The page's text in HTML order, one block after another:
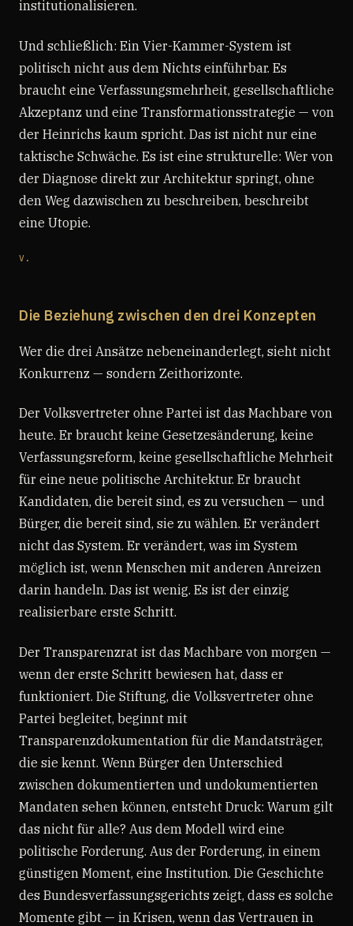
institutionalisieren.
Und schließlich: Ein Vier-Kammer-System ist
politisch nicht aus dem Nichts einführbar. Es
braucht eine Verfassungsmehrheit, gesellschaftliche
Akzeptanz und eine Transformationsstrategie — von
der Heinrichs kaum spricht. Das ist nicht nur eine
taktische Schwäche. Es ist eine strukturelle: Wer von
der Diagnose direkt zur Architektur springt, ohne
den Weg dazwischen zu beschreiben, beschreibt
eine Utopie.
V.
Die Beziehung zwischen den drei Konzepten
Wer die drei Ansätze nebeneinanderlegt, sieht nicht
Konkurrenz — sondern Zeithorizonte.
Der Volksvertreter ohne Partei ist das Machbare von
heute. Er braucht keine Gesetzesänderung, keine
Verfassungsreform, keine gesellschaftliche Mehrheit
für eine neue politische Architektur. Er braucht
Kandidaten, die bereit sind, es zu versuchen — und
Bürger, die bereit sind, sie zu wählen. Er verändert
nicht das System. Er verändert, was im System
möglich ist, wenn Menschen mit anderen Anreizen
darin handeln. Das ist wenig. Es ist der einzig
realisierbare erste Schritt.
Der Transparenzrat ist das Machbare von morgen —
wenn der erste Schritt bewiesen hat, dass er
funktioniert. Die Stiftung, die Volksvertreter ohne
Partei begleitet, beginnt mit
Transparenzdokumentation für die Mandatsträger,
die sie kennt. Wenn Bürger den Unterschied
zwischen dokumentierten und undokumentierten
Mandaten sehen können, entsteht Druck: Warum gilt
das nicht für alle? Aus dem Modell wird eine
politische Forderung. Aus der Forderung, in einem
günstigen Moment, eine Institution. Die Geschichte
des Bundesverfassungsgerichts zeigt, dass es solche
Momente gibt — in Krisen, wenn das Vertrauen in